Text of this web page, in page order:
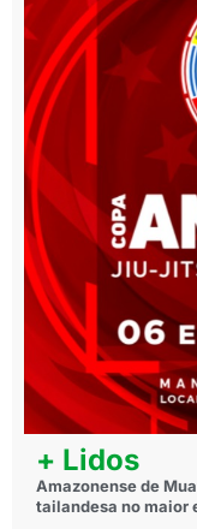
+ Lidos
Amazonense de
tailandesa no maior